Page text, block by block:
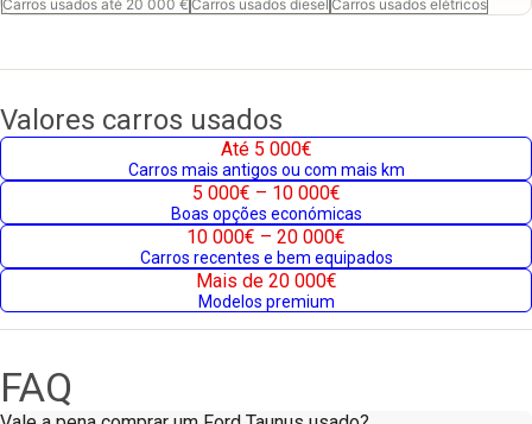
Carros usados até 20 000 € Carros usados diesel Carros usados elétricos
Valores carros usados
Até 5 000€
Carros mais antigos ou com mais km
5 000€ – 10 000€
Boas opções económicas
10 000€ – 20 000€
Carros recentes e bem equipados
Mais de 20 000€
Modelos premium
FAQ